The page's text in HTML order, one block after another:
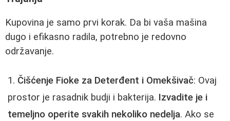
Kupovina je samo prvi korak. Da bi vaša mašina
dugo i efikasno radila, potrebno je redovno
održavanje.
Čišćenje Fioke za Deterđent i Omekšivač: Ovaj
prostor je rasadnik budji i bakterija. Izvadite je i
temeljno operite svakih nekoliko nedelja. Ako se